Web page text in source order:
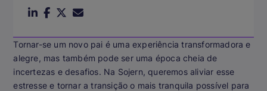
Tornar-se um novo pai é uma experiência transformadora e
alegre, mas também pode ser uma época cheia de
incertezas e desafios. Na Sojern, queremos aliviar esse
estresse e tornar a transição o mais tranquila possível para